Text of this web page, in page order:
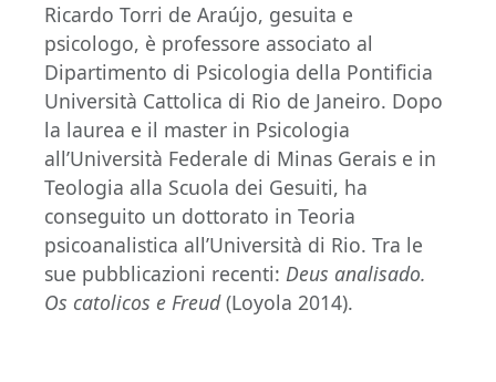
Ricardo Torri de Araújo, gesuita e
psicologo, è professore associato al
Dipartimento di Psicologia della Pontificia
Università Cattolica di Rio de Janeiro. Dopo
la laurea e il master in Psicologia
all’Università Federale di Minas Gerais e in
Teologia alla Scuola dei Gesuiti, ha
conseguito un dottorato in Teoria
psicoanalistica all’Università di Rio. Tra le
sue pubblicazioni recenti: Deus analisado.
Os catolicos e Freud(Loyola 2014).